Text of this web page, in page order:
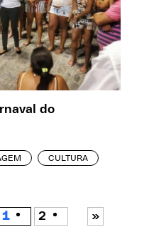
do
CULTURA
1 2 »